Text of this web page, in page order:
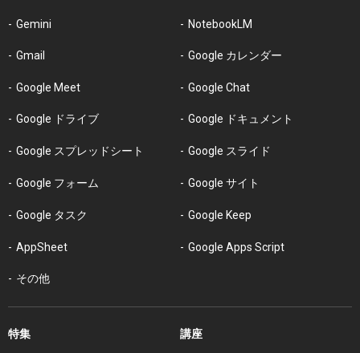
Gemini NotebookLM
Gmail Google カレンダー
Google Meet Google Chat
Google ドライブ Google ドキュメント
Google スプレッドシート Google スライド
Google フォーム Google サイト
Google タスク Google Keep
AppSheet Google Apps Script
その他
特集 講座